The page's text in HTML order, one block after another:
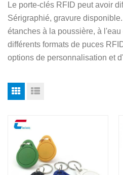
Le porte-clés RFID peut avoir
Sérigraphié, gravure
étanches à la poussière, à
différents formats de puces
options de personnalisation et